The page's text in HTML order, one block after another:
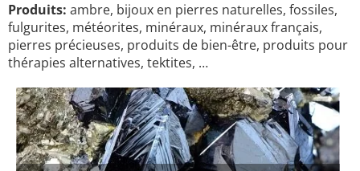
Produits: ambre, bijoux en pierres naturelles, fossiles,
fulgurites, météorites, minéraux, minéraux français,
pierres précieuses, produits de bien-être, produits pour
thérapies alternatives, tektites, …